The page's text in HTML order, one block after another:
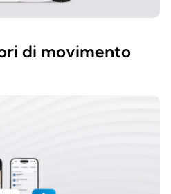
di movimento